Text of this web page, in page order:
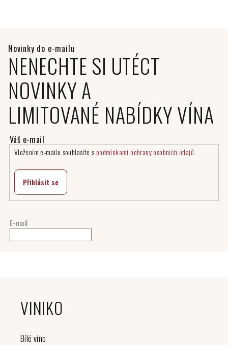
NENECHTE SI UTÉCT
NOVINKY A
LIMITOVANÉ NABÍDKY VÍNA
E-mail
Vložením e-mailu souhlasíte s podmínkami ochrany osobních údajů
Přihlásit se
VINIKO
Bílé víno